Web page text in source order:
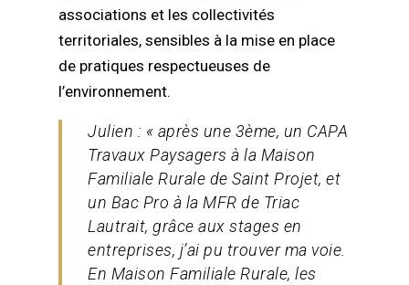
associations et les collectivités
territoriales, sensibles à la mise en place
de pratiques respectueuses de
l’environnement.
Julien : « après une 3ème, un CAPA
Travaux Paysagers à la Maison
Familiale Rurale de Saint Projet, et
un Bac Pro à la MFR de Triac
Lautrait, grâce aux stages en
entreprises, j’ai pu trouver ma voie.
En Maison Familiale Rurale, les